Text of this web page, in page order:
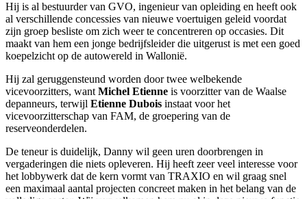
Hij is al bestuurder van GVO, ingenieur van opleiding en heeft ook
al verschillende concessies van nieuwe voertuigen geleid voordat
zijn groep besliste om zich weer te concentreren op occasies. Dit
maakt van hem een jonge bedrijfsleider die uitgerust is met een goed
koepelzicht op de autowereld in Wallonië.
Hij zal geruggensteund worden door twee welbekende
vicevoorzitters, want Michel Etienne is voorzitter van de Waalse
depanneurs, terwijl Etienne Dubois instaat voor het
vicevoorzitterschap van FAM, de groepering van de
reserveonderdelen.
De teneur is duidelijk, Danny wil geen uren doorbrengen in
vergaderingen die niets opleveren. Hij heeft zeer veel interesse voor
het lobbywerk dat de kern vormt van TRAXIO en wil graag snel
een maximaal aantal projecten concreet maken in het belang van de